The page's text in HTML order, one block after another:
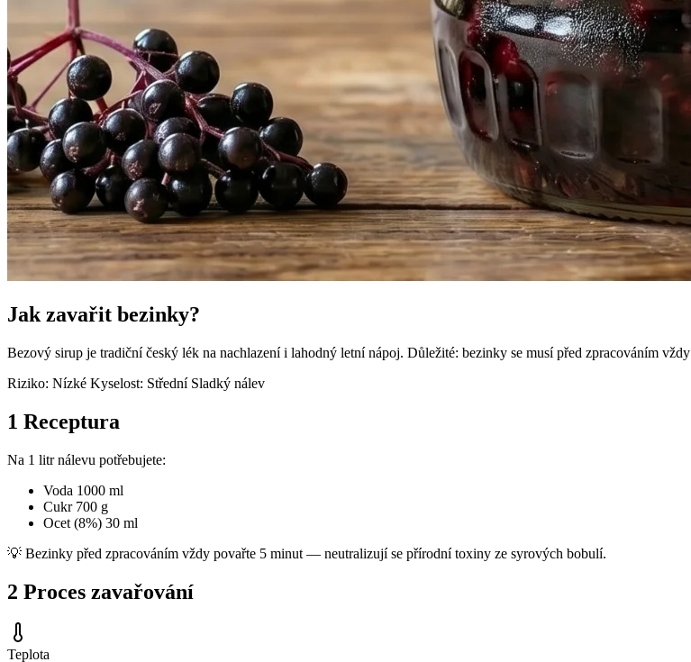
Jak zavařit bezinky?
Bezový sirup je tradiční český lék na nachlazení i lahodný letní nápoj. Důležité: bezinky se musí před zpracováním
Riziko: Nízké Kyselost: Střední Sladký nálev
1 Receptura
Na 1 litr nálevu potřebujete:
Voda 1000 ml
Cukr 700 g
Ocet (8%) 30 ml
💡 Bezinky před zpracováním vždy povařte 5 minut — neutralizují se přírodní toxiny ze syrových bobulí.
2 Proces zavařování
Teplota